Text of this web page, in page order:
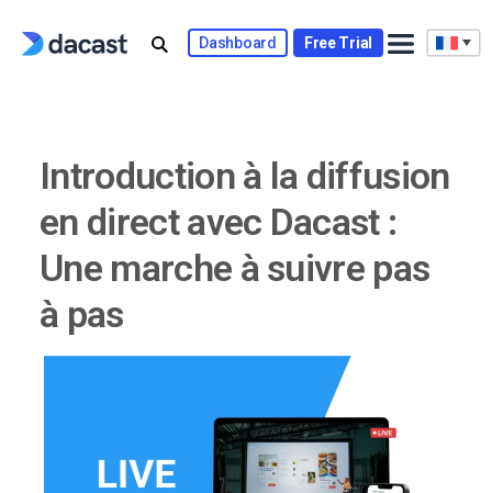
Dashboard Free Trial
Introduction à la diffusion
en direct avec Dacast :
Une marche à suivre pas
à pas